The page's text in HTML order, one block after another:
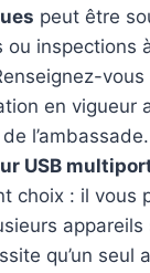
peut être
ou inspections
vous
en vigueur
l’ambassade.
USB
choix : il vous
qu’un seul